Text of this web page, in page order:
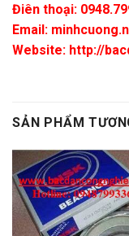
Điên thoại:
Email:
Website: http://
SẢN PHẨM